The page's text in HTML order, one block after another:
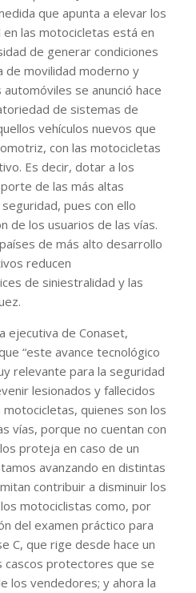
que apunta a elevar los
las motocicletas está en
de generar condiciones
de movilidad moderno y
automóviles se anunció hace
de sistemas de
vehículos nuevos que
con las motocicletas
Es decir, dotar a los
de las más altas
pues con ello
de los usuarios de las vías.
de más alto desarrollo
reducen
de siniestralidad y las
ejecutiva de Conaset,
“este avance tecnológico
relevante para la seguridad
lesionados y fallecidos
quienes son los
vías, porque no cuentan con
proteja en caso de un
avanzando en distintas
contribuir a disminuir los
motociclistas como, por
del examen práctico para
C, que rige desde hace un
cascos protectores que se
los vendedores; y ahora la